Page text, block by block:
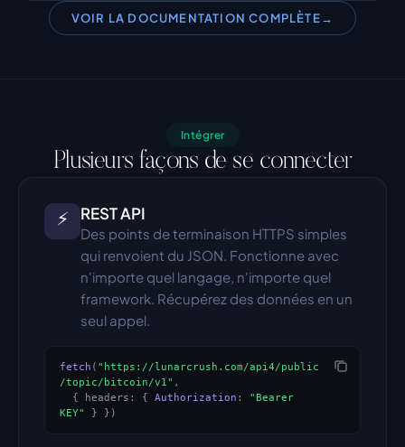
VOIR LA DOCUMENTATION COMPLÈTE→
Intégrer
Plusieurs façons de se connecter
⚡ REST API
Des points de terminaison HTTPS simples
qui renvoient du JSON. Fonctionne avec
n'importe quel langage, n'importe quel
framework. Récupérez des données en un
seul appel.
fetch ( "https://lunarcrush.com/api4/public
/topic/bitcoin/v1" ,
{ headers: { Authorization : "Bearer
KEY"
} } )